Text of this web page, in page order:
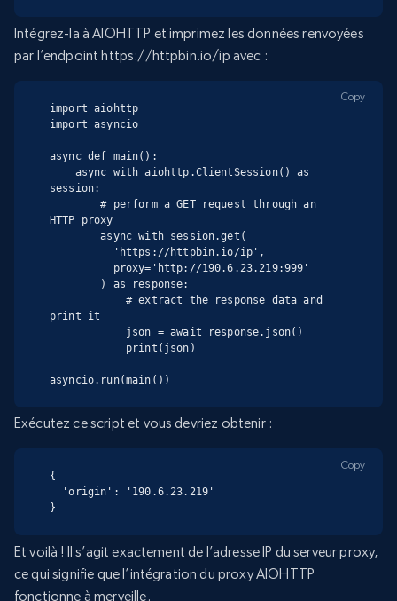
Intégrez-la à AIOHTTP et imprimez les données renvoyées
par l’endpoint https://httpbin.io/ip avec :
import aiohttp
import asyncio
async def main():
session:
        # perform a GET request through an
HTTP proxy
        async with session.get(
print it
asyncio.run(main())
Copy
Exécutez ce script et vous devriez obtenir :
{
}
Copy
Et voilà ! Il s’agit exactement de l’adresse IP du serveur proxy,
ce qui signifie que l’intégration du proxy AIOHTTP
fonctionne à merveille.